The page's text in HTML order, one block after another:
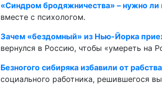
«Синдром бродяжничества» – нужно ли
вместе с психологом.
Зачем «бездомный» из Нью-Йорка
вернулся в Россию, чтобы «умереть на
Безногого сибиряка избавили от
социального работника, решившегося